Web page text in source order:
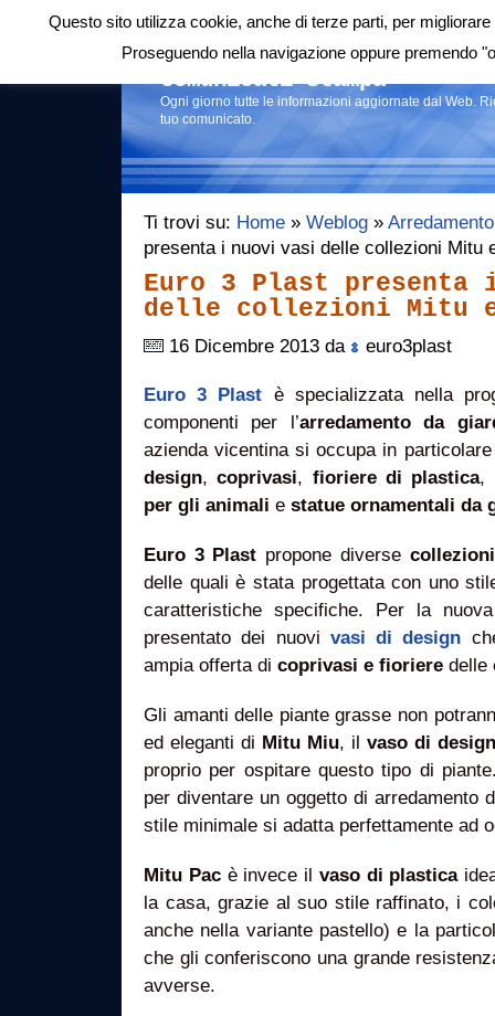
Login|RSS |
Comunicati stampa
Ogni giorno tutte le informazioni aggiornate dal Web.
tuo comunicato.
Ti trovi su: Home » Weblog » Arredamento
presenta i nuovi vasi delle collezioni Mitu
Euro 3 Plast presenta
delle collezioni Mitu
16 Dicembre 2013 da euro3plast
Euro 3 Plast è specializzata nella
componenti per l’arredamento da
azienda vicentina si occupa in
design,coprivasi, fioriere di plastica,
per gli animali e statue ornamentali da
Euro 3 Plast propone diverse
delle quali è stata progettata con uno
caratteristiche specifiche. Per la
presentato dei nuovi vasi di design
ampia offerta di coprivasi e fioriere delle
Gli amanti delle piante grasse non
ed eleganti di Mitu Miu, il vaso di design
proprio per ospitare questo tipo di
per diventare un oggetto di arredamento
stile minimale si adatta perfettamente ad
Mitu Pacè invece il vaso di plastica
la casa, grazie al suo stile raffinato, i
anche nella variante pastello) e la
che gli conferiscono una grande
avverse.
Questo sito utilizza cookie, anche di terze parti, per
Proseguendo nella navigazione oppure premendo